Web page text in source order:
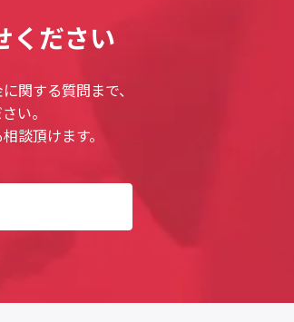
ください
関する質問まで、
い。
談頂けます。